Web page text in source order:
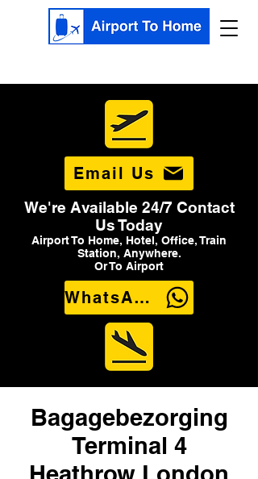
Email Us
We're Available 24/7 Contact
Us Today
Airport To Home, Hotel, Office, Train
Station, Anywhere.
Or To Airport
WhatsApp Us
Bagagebezorging
Terminal 4